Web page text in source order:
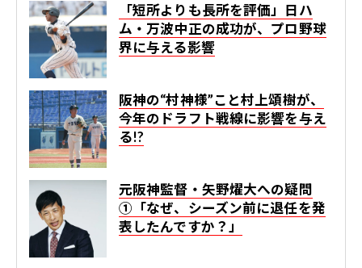
「短所よりも長所を評価」日ハ
ム・万波中正の成功が、プロ野球
界に与える影響
阪神の“村神様”こと村上頌樹が、
今年のドラフト戦線に影響を与え
る!?
元阪神監督・矢野燿大への疑問
①「なぜ、シーズン前に退任を発
表したんですか？」